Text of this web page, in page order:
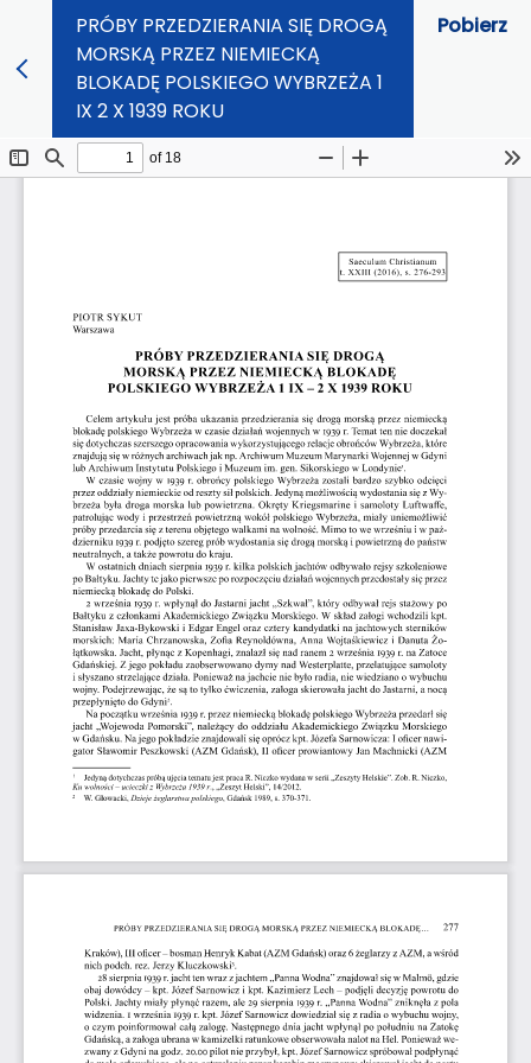
PRÓBY PRZEDZIERANIA SIĘ DROGĄ
MORSKĄ PRZEZ NIEMIECKĄ
BLOKADĘ POLSKIEGO WYBRZEŻA 1
IX 2 X 1939 ROKU
Pobierz